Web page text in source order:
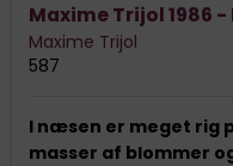
Maxime Trijol 1986 -
Maxime Trijol
587
I næsen er meget rig
masser af blommer